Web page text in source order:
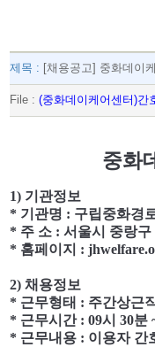
제목 : [채용공고] 중화데이
File : (중화데이케어센터)간
중화
1) 기관정보
* 기관명 : 구립중화경
* 주 소 : 서울시 중랑구
* 홈페이지 :
2) 채용정보
* 근무형태 : 주간상근
* 근무시간 : 09시 30분
* 근무내용 : 이용자 간